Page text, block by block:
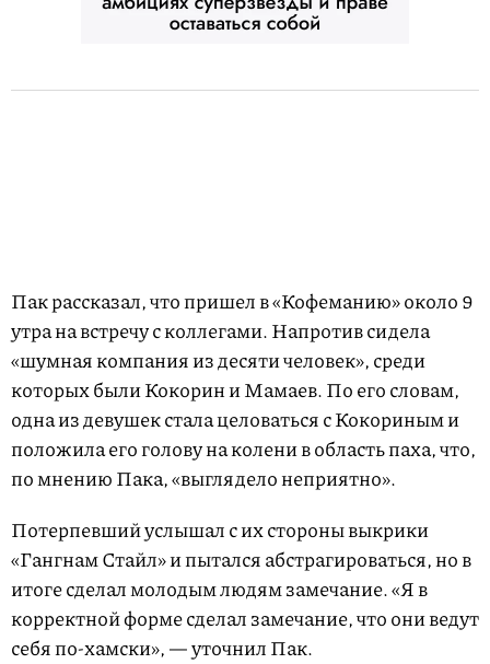
Пак рассказал, что пришел в «Кофеманию» около 9
утра на встречу с коллегами. Напротив сидела
«шумная компания из десяти человек», среди
которых были Кокорин и Мамаев. По его словам,
одна из девушек стала целоваться с Кокориным и
положила его голову на колени в область паха, что,
по мнению Пака, «выглядело неприятно».
Потерпевший услышал с их стороны выкрики
«Гангнам Стайл» и пытался абстрагироваться, но в
итоге сделал молодым людям замечание. «Я в
корректной форме сделал замечание, что они ведут
себя по-хамски», — уточнил Пак.